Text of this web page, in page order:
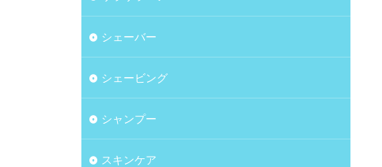
シェーバー
シェービング
シャンプー
スキンケア